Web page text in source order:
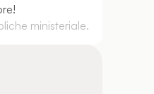
ministeriale.